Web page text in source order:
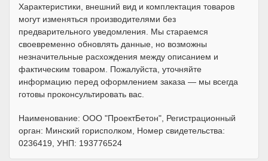
Характеристики, внешний вид и комплектация товаров
могут изменяться производителями без
предварительного уведомления. Мы стараемся
своевременно обновлять данные, но возможны
незначительные расхождения между описанием и
фактическим товаром. Пожалуйста, уточняйте
информацию перед оформлением заказа — мы всегда
готовы проконсультировать вас.
Наименование: ООО "ПроектБетон", Регистрационный
орган: Минский горисполком, Номер свидетельства:
0236419, УНП: 193776524